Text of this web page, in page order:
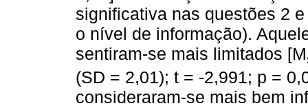
significativa nas questões 2
o nível de informação).
sentiram-se mais limitados [M
(SD = 2,01); t = -2,991; p =
consideraram-se mais bem